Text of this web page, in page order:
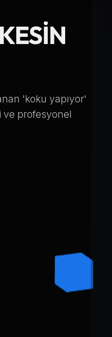
'koku yapıyor'
ve profesyonel
korunmaktadır.